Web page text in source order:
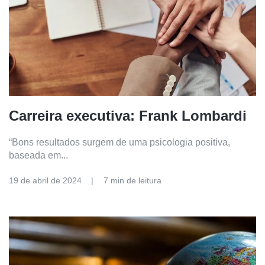
Carreira executiva: Frank Lombardi
“Bons resultados surgem de uma psicologia positiva,
baseada em...
19 de abril de 2024 7 min de leitura